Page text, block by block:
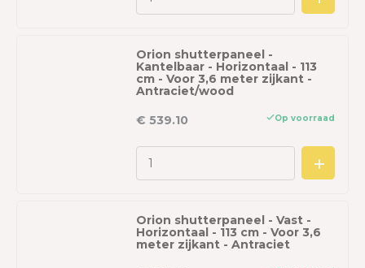
Orion shutterpaneel -
Kantelbaar - Horizontaal - 113
cm - Voor 3,6 meter zijkant -
Antraciet/wood
€ 539.10
Op voorraad
Orion shutterpaneel - Vast -
Horizontaal - 113 cm - Voor 3,6
meter zijkant - Antraciet